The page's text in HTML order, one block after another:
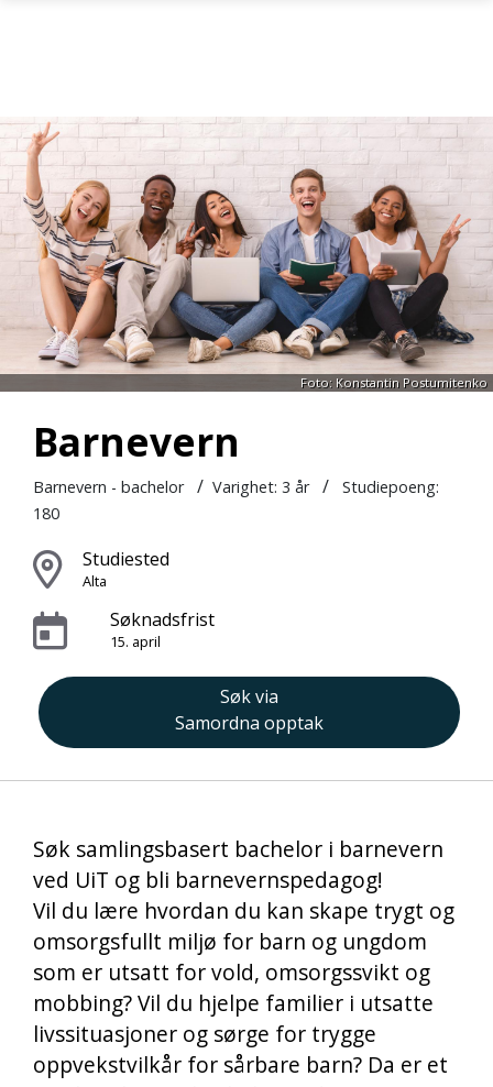
Gå til hovedinnhold
Foto: Konstantin Postumitenko
Barnevern
Barnevern - bachelor / Varighet: 3 år /
Studiepoeng:
180
Studiested
Alta
Søknadsfrist
15. april
Søk via
Samordna opptak
Søk samlingsbasert bachelor i barnevern
ved UiT og bli barnevernspedagog!
Vil du lære hvordan du kan skape trygt og
omsorgsfullt miljø for barn og ungdom
som er utsatt for vold, omsorgssvikt og
mobbing? Vil du hjelpe familier i utsatte
livssituasjoner og sørge for trygge
oppvekstvilkår for sårbare barn? Da er et